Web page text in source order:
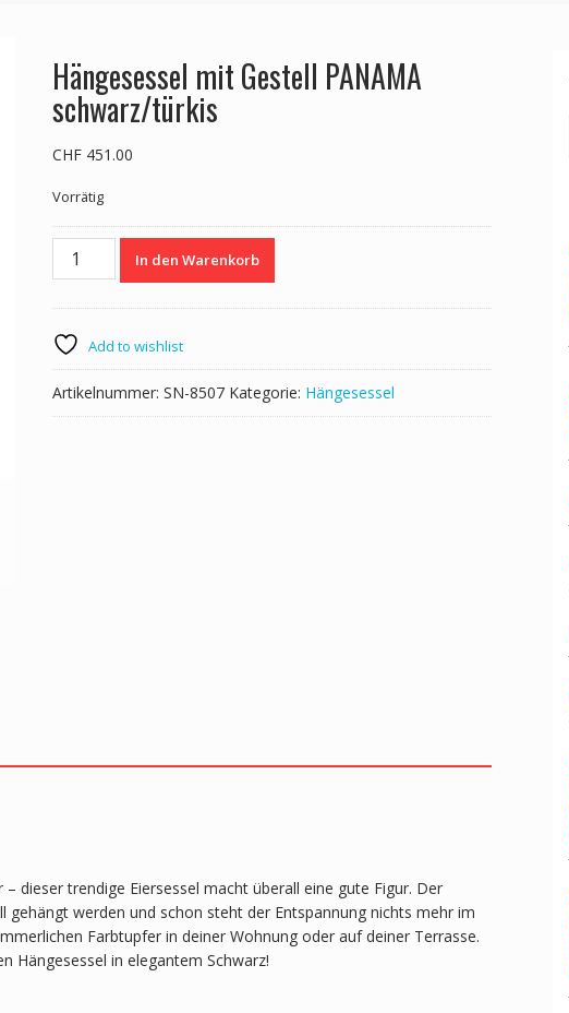
Hängesessel mit Gestell PANAMA
schwarz/türkis
CHF451.00
Vorrätig
Hängesessel
schwarz/türkis
Menge
In den Warenkorb
Add to wishlist
Artikelnummer: SN-8507 Kategorie: Hängesessel
dieser trendige Eiersessel macht überall eine gute Figur. Der
werden und schon steht der Entspannung nichts mehr im
Farbtupfer in deiner Wohnung oder auf deiner Terrasse.
Hängesessel in elegantem Schwarz!